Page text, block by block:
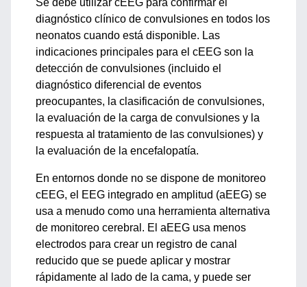
Se debe utilizar cEEG para confirmar el
diagnóstico clínico de convulsiones en todos los
neonatos cuando está disponible. Las
indicaciones principales para el cEEG son la
detección de convulsiones (incluido el
diagnóstico diferencial de eventos
preocupantes, la clasificación de convulsiones,
la evaluación de la carga de convulsiones y la
respuesta al tratamiento de las convulsiones) y
la evaluación de la encefalopatía.
En entornos donde no se dispone de monitoreo
cEEG, el EEG integrado en amplitud (aEEG) se
usa a menudo como una herramienta alternativa
de monitoreo cerebral. El aEEG usa menos
electrodos para crear un registro de canal
reducido que se puede aplicar y mostrar
rápidamente al lado de la cama, y ​​puede ser